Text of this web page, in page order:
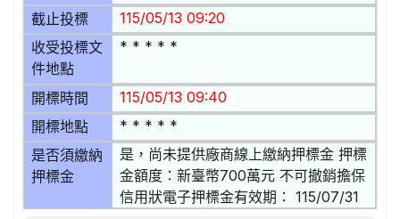
截止投標 115/05/13 09:20
收受投標文
件地點
* * * * *
開標時間 115/05/13 09:40
開標地點 * * * * *
是否須繳納
押標金
是，尚未提供廠商線上繳納押標金 押標
金額度：新臺幣700萬元 不可撤銷擔保
信用狀電子押標金有效期： 115/07/31